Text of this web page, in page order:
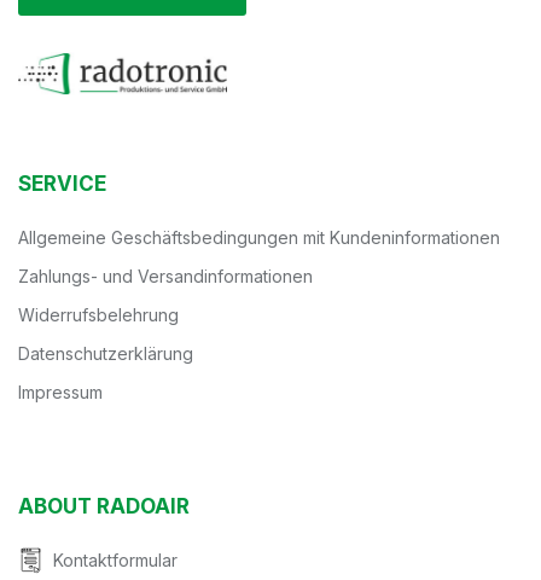
SERVICE
Allgemeine Geschäftsbedingungen mit Kundeninformationen
Zahlungs- und Versandinformationen
Widerrufsbelehrung
Datenschutzerklärung
Impressum
ABOUT RADOAIR
Kontaktformular